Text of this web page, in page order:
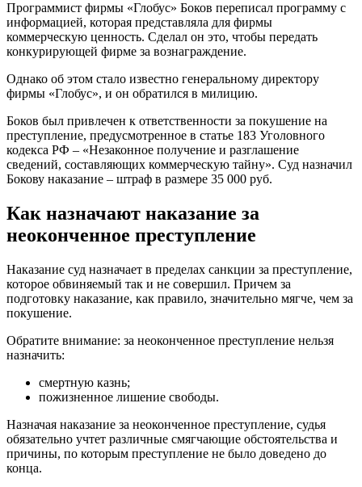
Программист фирмы «Глобус» Боков переписал программу с
информацией, которая представляла для фирмы
коммерческую ценность. Сделал он это, чтобы передать
конкурирующей фирме за вознаграждение.
Однако об этом стало известно генеральному директору
фирмы «Глобус», и он обратился в милицию.
Боков был привлечен к ответственности за покушение на
преступление, предусмотренное в статье 183 Уголовного
кодекса РФ – «Незаконное получение и разглашение
сведений, составляющих коммерческую тайну». Суд назначил
Бокову наказание – штраф в размере 35 000 руб.
Как назначают наказание за
неоконченное преступление
Наказание суд назначает в пределах санкции за преступление,
которое обвиняемый так и не совершил. Причем за
подготовку наказание, как правило, значительно мягче, чем за
покушение.
Обратите внимание: за неоконченное преступление нельзя
назначить:
смертную казнь;
пожизненное лишение свободы.
Назначая наказание за неоконченное преступление, судья
обязательно учтет различные смягчающие обстоятельства и
причины, по которым преступление не было доведено до
конца.